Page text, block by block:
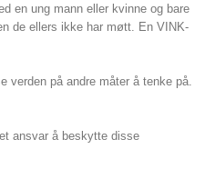
en ung mann eller kvinne og bare
de ellers ikke har møtt. En VINK-
verden på andre måter å tenke på.
ansvar å beskytte disse